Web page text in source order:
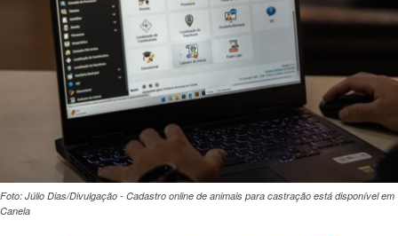
Foto: Júlio Dias/Divulgação - Cadastro online de animais para castração está disponível em
Canela